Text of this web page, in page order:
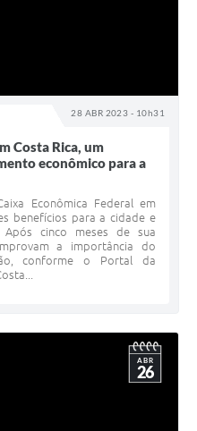
28 ABR 2023 - 10h31
Costa Rica, um
econômico para a
Econômica Federal em
benefícios para a cidade e
Após cinco meses de sua
a importância do
conforme o Portal da
ABR
26